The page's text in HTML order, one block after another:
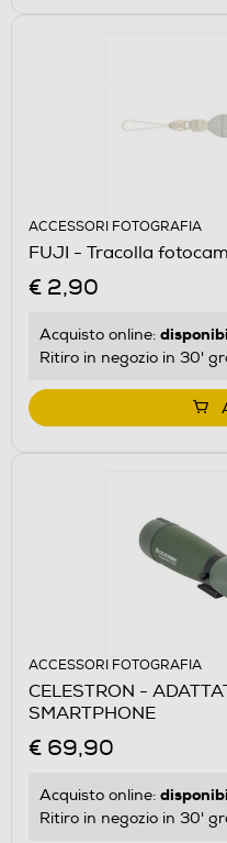
ACCESSORI FOTOGRAFIA
FUJI - Tracolla
€ 2,90
Acquisto online:
Ritiro in negozio in 30'
ACCESSORI FOTOGRAFIA
CELESTRON -
SMARTPHONE
€ 69,90
Acquisto online:
Ritiro in negozio in 30'